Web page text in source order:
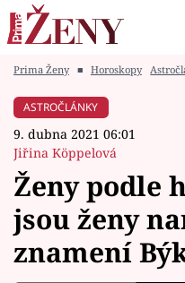
Módní alarm
Témata
Celebrity
Prima Ženy ■ Horoskopy
ASTROČLÁNKY
9. dubna 2021 06:01
Jiřina Köppelová
Ženy podle
jsou ženy
znamení